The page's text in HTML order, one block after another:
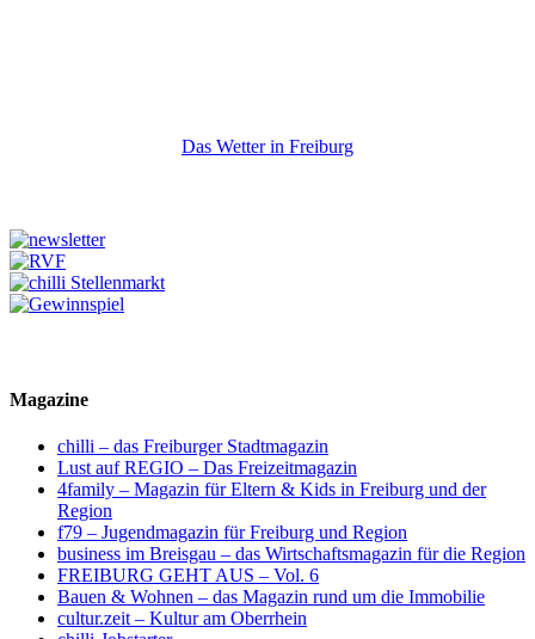
Das Wetter in Freiburg
Magazine
chilli – das Freiburger Stadtmagazin
Lust auf REGIO – Das Freizeitmagazin
4family – Magazin für Eltern & Kids in Freiburg und der
Region
f79 – Jugendmagazin für Freiburg und Region
business im Breisgau – das Wirtschaftsmagazin für die Region
FREIBURG GEHT AUS – Vol. 6
Bauen & Wohnen – das Magazin rund um die Immobilie
cultur.zeit – Kultur am Oberrhein